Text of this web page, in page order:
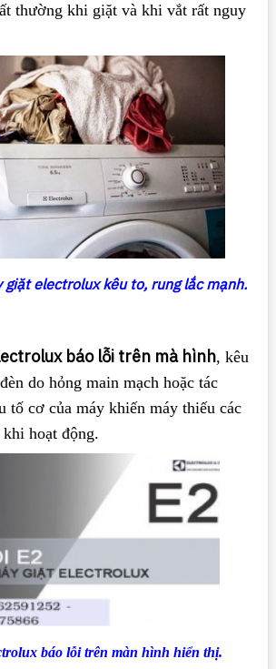
thường khi giặt và khi vắt rất nguy
giặt electrolux kêu to, rung lắc mạnh.
báo lỗi trên mà hình, kêu
do hỏng main mạch hoặc tác
tố cơ của máy khiến máy thiếu các
hoạt động.
báo lỗi trên màn hình hiển thị.